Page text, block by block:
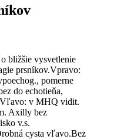
bližšie vysvetlenie
prsníkov.Vpravo:
pomerne
do echotieňa,
v MHQ vidit.
Axilly bez
v.s.
cysta vľavo.Bez